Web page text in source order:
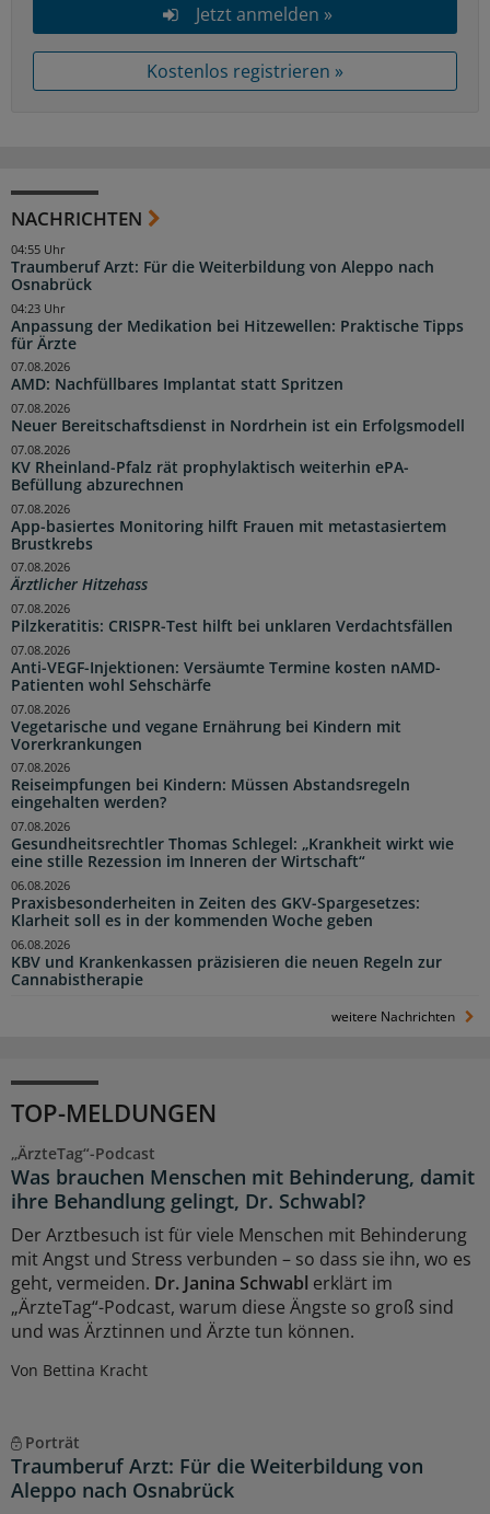
Jetzt anmelden »
Kostenlos registrieren »
NACHRICHTEN
Traumberuf Arzt: Für die Weiterbildung von Aleppo nach
Osnabrück
04:55 Uhr
Anpassung der Medikation bei Hitzewellen: Praktische Tipps
für Ärzte
04:23 Uhr
AMD: Nachfüllbares Implantat statt Spritzen
07.08.2026
Neuer Bereitschaftsdienst in Nordrhein ist ein Erfolgsmodell
07.08.2026
KV Rheinland-Pfalz rät prophylaktisch weiterhin ePA-
Befüllung abzurechnen
07.08.2026
App-basiertes Monitoring hilft Frauen mit metastasiertem
Brustkrebs
07.08.2026
Ärztlicher Hitzehass
07.08.2026
Pilzkeratitis: CRISPR-Test hilft bei unklaren Verdachtsfällen
07.08.2026
Anti-VEGF-Injektionen: Versäumte Termine kosten nAMD-
Patienten wohl Sehschärfe
07.08.2026
Vegetarische und vegane Ernährung bei Kindern mit
Vorerkrankungen
07.08.2026
Reiseimpfungen bei Kindern: Müssen Abstandsregeln
eingehalten werden?
07.08.2026
Gesundheitsrechtler Thomas Schlegel: „Krankheit wirkt wie
eine stille Rezession im Inneren der Wirtschaft“
07.08.2026
Praxisbesonderheiten in Zeiten des GKV-Spargesetzes:
Klarheit soll es in der kommenden Woche geben
06.08.2026
KBV und Krankenkassen präzisieren die neuen Regeln zur
Cannabistherapie
06.08.2026
weitere Nachrichten
TOP-MELDUNGEN
„ÄrzteTag“-Podcast
Was brauchen Menschen mit Behinderung, damit
ihre Behandlung gelingt, Dr. Schwabl?
Der Arztbesuch ist für viele Menschen mit Behinderung
mit Angst und Stress verbunden – so dass sie ihn, wo es
geht, vermeiden. Dr. Janina Schwabl erklärt im
„ÄrzteTag“-Podcast, warum diese Ängste so groß sind
und was Ärztinnen und Ärzte tun können.
Von Bettina Kracht
Porträt
Traumberuf Arzt: Für die Weiterbildung von
Aleppo nach Osnabrück